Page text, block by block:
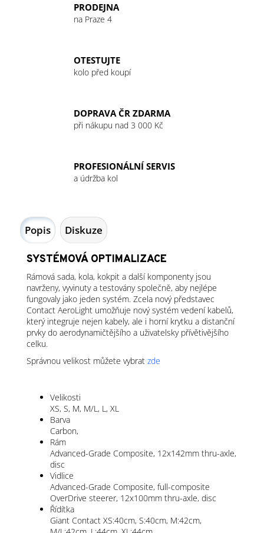
PRODEJNA
na Praze 4
OTESTUJTE
kolo před koupí
DOPRAVA ČR ZDARMA
při nákupu nad 3 000 Kč
PROFESIONÁLNÍ SERVIS
a údržba kol
Popis Diskuze
SYSTÉMOVÁ OPTIMALIZACE
Rámová sada, kola, kokpit a další komponenty jsou
navrženy, vyvinuty a testovány společně, aby nejlépe
fungovaly jako jeden systém. Zcela nový představec
Contact AeroLight umožňuje nový systém vedení kabelů,
který integruje nejen kabely, ale i horní krytku a distanční
prvky do aerodynamičtějšího a uživatelsky přívětivějšího
celku.
Správnou velikost můžete vybrat zde
Velikosti
XS, S, M, M/L, L, XL
Barva
Carbon,
Rám
Advanced-Grade Composite, 12x142mm thru-axle,
disc
Vidlice
Advanced-Grade Composite, full-composite
OverDrive steerer, 12x100mm thru-axle, disc
Řídítka
Giant Contact XS:40cm, S:40cm, M:42cm,